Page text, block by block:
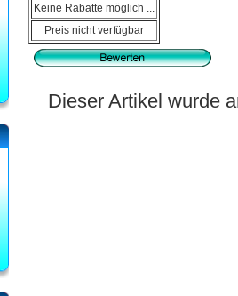
Keine Rabatte möglich ...
Preis nicht verfügbar
Dieser Artikel wurde